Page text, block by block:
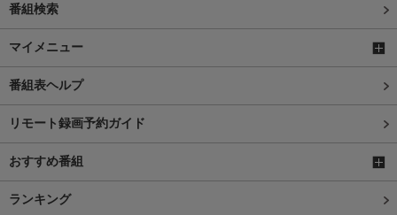
番組検索
マイメニュー
番組表ヘルプ
リモート録画予約ガイド
おすすめ番組
ランキング